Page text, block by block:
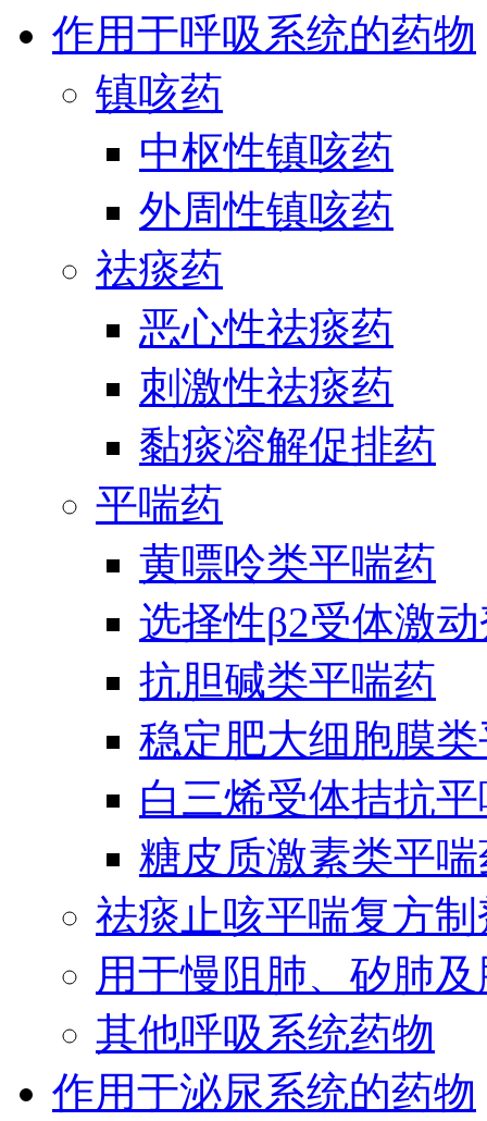
作用于呼吸系统的药物
镇咳药
中枢性镇咳药
外周性镇咳药
祛痰药
恶心性祛痰药
刺激性祛痰药
黏痰溶解促排药
平喘药
黄嘌呤类平喘药
选择性β2受体激
抗胆碱类平喘药
稳定肥大细胞膜
白三烯受体拮抗
糖皮质激素类平
祛痰止咳平喘复方制
用于慢阻肺、矽肺
其他呼吸系统药物
作用于泌尿系统的药物